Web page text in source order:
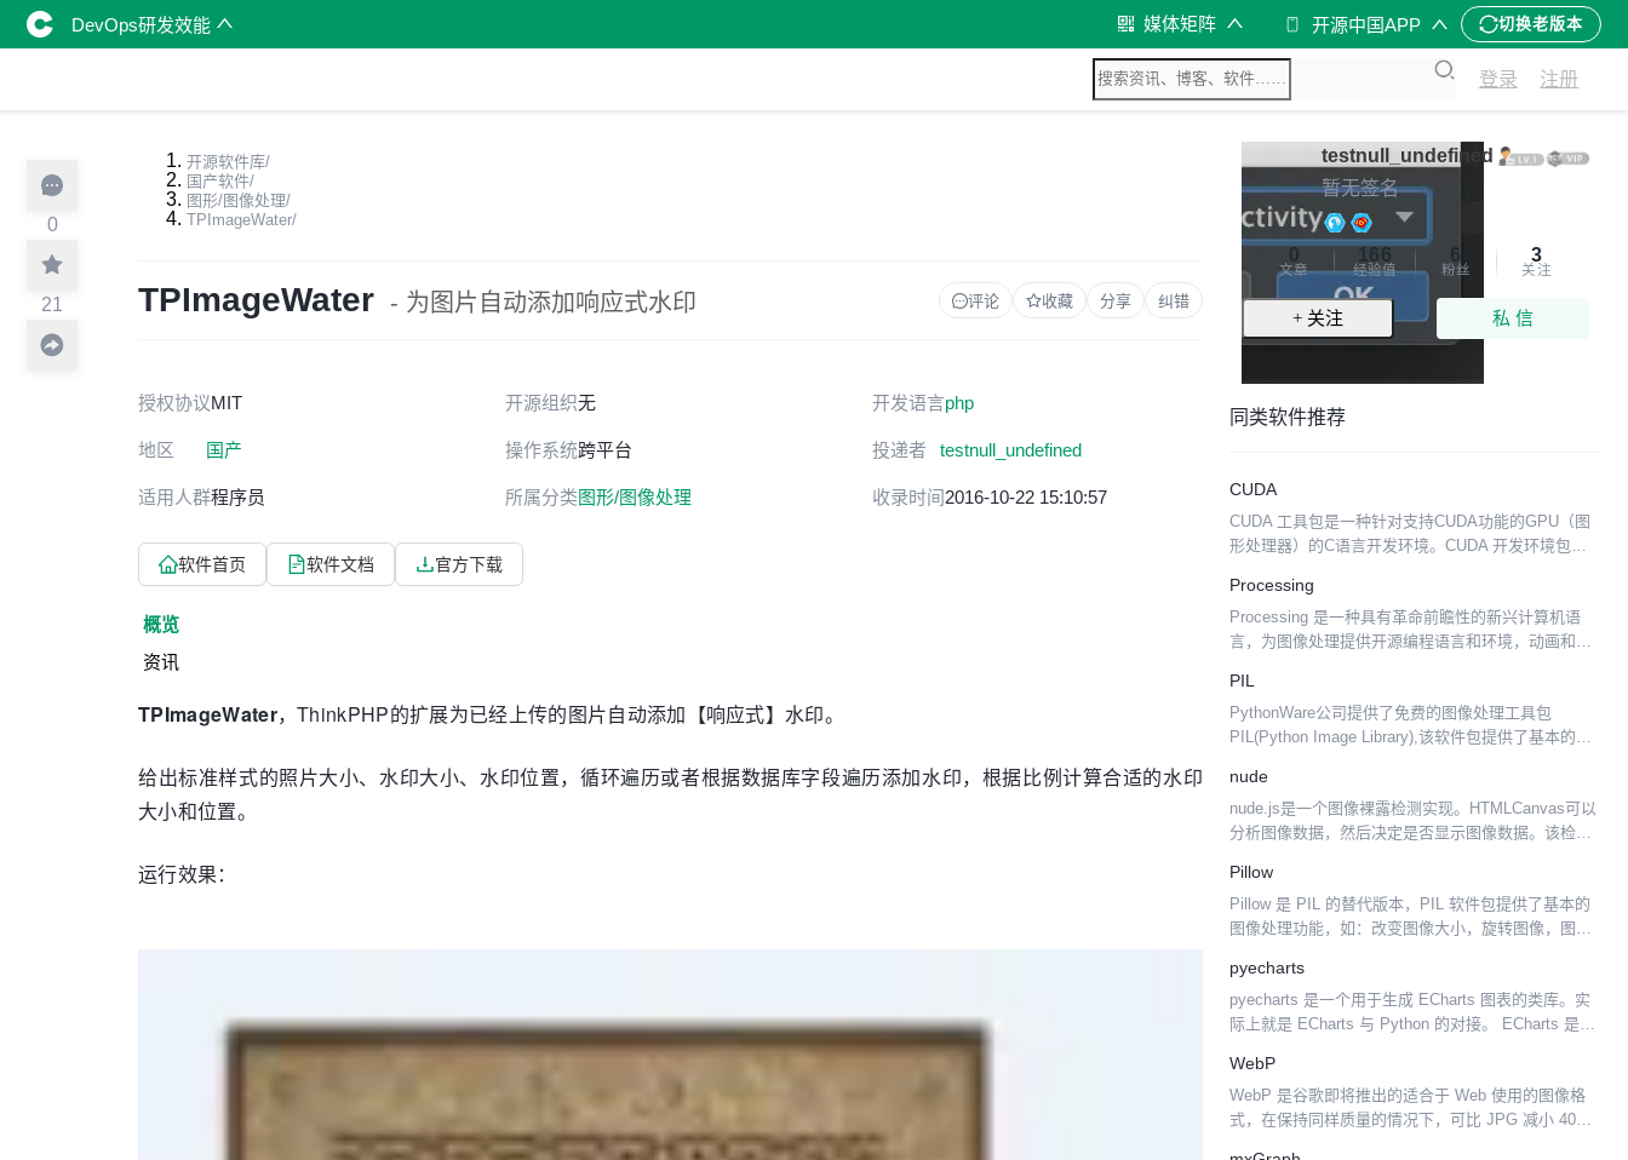
DevOps研发效能 媒体矩阵 开源中国APP 切换老版本
登录 注册
0
21
开源软件库/
国产软件/
图形/图像处理/
TPImageWater/
TPImageWater - 为图片自动添加响应式水印 评论 收藏 分享 纠错
授权协议MIT 开源组织无 开发语言php
地区 国产 操作系统跨平台 投递者 testnull_undefined
适用人群程序员 所属分类图形/图像处理 收录时间2016-10-22 15:10:57
软件首页 软件文档 官方下载
概览
资讯
TPImageWater，ThinkPHP的扩展为已经上传的图片自动添加【响应式】水印。
给出标准样式的照片大小、水印大小、水印位置，循环遍历或者根据数据库字段遍历添加水印，根据比例计算合适的水印
大小和位置。
运行效果：
testnull_undefined
暂无签名
0
文章
166
经验值
6
粉丝
3
关注
+ 关注 私 信
同类软件推荐
CUDA
CUDA 工具包是一种针对支持CUDA功能的GPU（图
形处理器）的C语言开发环境。CUDA 开发环境包括:
CUDA FFT和BLAS库 分析器 适...
Processing
Processing 是一种具有革命前瞻性的新兴计算机语
言，为图像处理提供开源编程语言和环境，动画和互
爱好者学习，原型及生产。这是建立基础教育计算机
编程在...
PIL
PythonWare公司提供了免费的图像处理工具包
PIL(Python Image Library),该软件包提供了基本的图
式转换，色场空间转换，图像增强...
nude
nude.js是一个图像裸露检测实现。HTMLCanvas可以
分析图像数据，然后决定是否显示图像数据。该检测
可以（通过用户交互）显示图像。
Pillow
Pillow 是 PIL 的替代版本，PIL 软件包提供了基本的
图像处理功能，如：改变图像大小，旋转图像，图像
插值和滤波等等。 Pillow 为了解决 P...
pyecharts
pyecharts 是一个用于生成 ECharts 图表的类库。实
际上就是 ECharts 与 Python 的对接。 ECharts 是百
档，觉得很...
WebP
WebP 是谷歌即将推出的适合于 Web 使用的图像格
式，在保持同样质量的情况下，可比 JPG 减小 40%